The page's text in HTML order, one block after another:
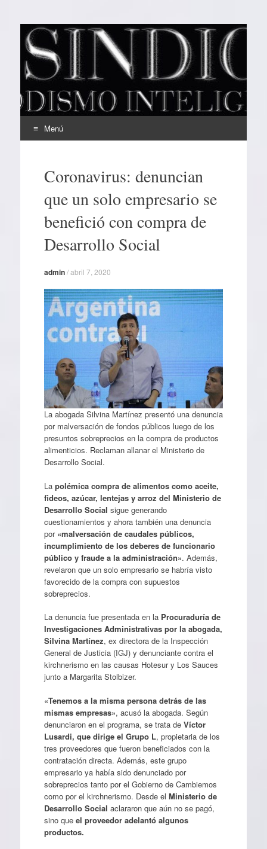
EL SINDICAL
Periodismo Inteligente
Menú
contenidoCoronavirus: denuncian
que un solo empresario se
benefició con compra de
Desarrollo Social
admin/abril 7, 2020
La abogada Silvina Martínez presentó una denuncia
por malversación de fondos públicos luego de los
presuntos sobreprecios en la compra de productos
alimenticios. Reclaman allanar el Ministerio de
Desarrollo Social.
Lapolémica compra de alimentos como aceite,
fideos, azúcar, lentejas y arroz del Ministerio de
Desarrollo Social sigue generando
cuestionamientos y ahora también una denuncia
por «malversación de caudales públicos,
incumplimiento de los deberes de funcionario
público y fraude a la administración». Además,
revelaron que un solo empresario se habría visto
favorecido de la compra con supuestos
sobreprecios.
La denuncia fue presentada en la Procuraduría de
Investigaciones Administrativas por la abogada,
Silvina Martínez, ex directora de la Inspección
General de Justicia (IGJ) y denunciante contra el
kirchnerismo en las causas Hotesur y Los Sauces
junto a Margarita Stolbizer.
«Tenemos a la misma persona detrás de las
mismas empresas», acusó la abogada. Según
denunciaron en el programa, se trata de Víctor
Lusardi, que dirige el Grupo L, propietaria de los
tres proveedores que fueron beneficiados con la
contratación directa. Además, este grupo
empresario ya había sido denunciado por
sobreprecios tanto por el Gobierno de Cambiemos
como por el kirchnerismo. Desde el Ministerio de
Desarrollo Social aclararon que aún no se pagó,
sino queel proveedor adelantó algunos
productos.